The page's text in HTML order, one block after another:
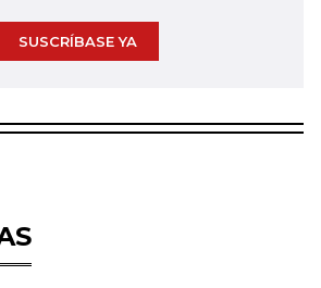
SUSCRÍBASE YA